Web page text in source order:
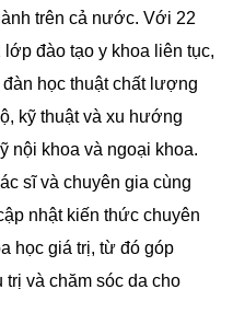
trên cả nước. Với 22
đào tạo y khoa liên tục,
học thuật chất lượng
kỹ thuật và xu hướng
nội khoa và ngoại khoa.
sĩ và chuyên gia cùng
nhật kiến thức chuyên
học giá trị, từ đó góp
và chăm sóc da cho